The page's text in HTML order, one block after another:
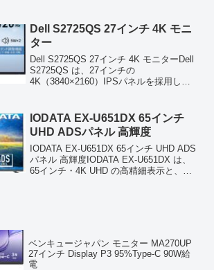
パネル採...
Dell S2725QS 27インチ 4K モニ
ター
Dell S2725QS 27インチ 4K モニターDell
S2725QS は、27インチの
4K（3840×2160）IPSパネルを採用し、
です。sRGB 99...
IODATA EX-U651DX 65インチ
UHD ADSパネル 高輝度
IODATA EX-U651DX 65インチ UHD ADS
パネル 高輝度IODATA EX‑U651DX は、
65インチ・4K UHD の高精細表示と、高
ベンキュージャパン モニター MA270UP
27インチ Display P3 95%Type-C 90W給
電